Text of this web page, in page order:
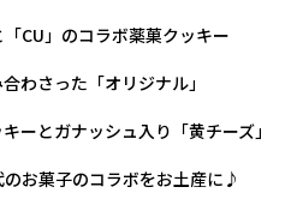
CU」のコラボ薬菓クッキー
わさった「オリジナル」
ーとガナッシュ入り「黄チーズ」
お菓子のコラボをお土産に♪